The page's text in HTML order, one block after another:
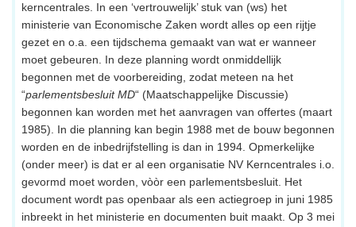
kerncentrales. In een ‘vertrouwelijk’ stuk van (ws) het
ministerie van Economische Zaken wordt alles op een rijtje
gezet en o.a. een tijdschema gemaakt van wat er wanneer
moet gebeuren. In deze planning wordt onmiddellijk
begonnen met de voorbereiding, zodat meteen na het
“parlementsbesluit MD“ (Maatschappelijke Discussie)
begonnen kan worden met het aanvragen van offertes (maart
1985). In die planning kan begin 1988 met de bouw begonnen
worden en de inbedrijfstelling is dan in 1994. Opmerkelijke
(onder meer) is dat er al een organisatie NV Kerncentrales i.o.
gevormd moet worden, vòòr een parlementsbesluit. Het
document wordt pas openbaar als een actiegroep in juni 1985
inbreekt in het ministerie en documenten buit maakt. Op 3 mei